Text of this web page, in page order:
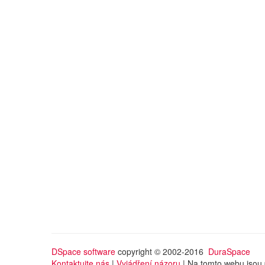
DSpace software copyright © 2002-2016 DuraSpace